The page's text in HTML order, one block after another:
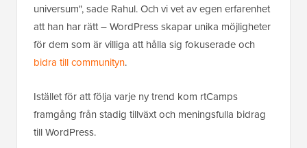
universum", sade Rahul. Och vi vet av egen erfarenhet
att han har rätt – WordPress skapar unika möjligheter
för dem som är villiga att hålla sig fokuserade och
bidra till communityn.
Istället för att följa varje ny trend kom rtCamps
framgång från stadig tillväxt och meningsfulla bidrag
till WordPress.